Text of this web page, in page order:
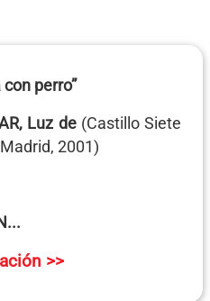
con perro”
Luz de(Castillo Siete
2001)
>>